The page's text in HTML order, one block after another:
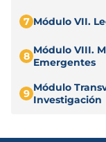
7 Módulo VII.
8 Módulo VIII.
Emergentes
9 Módulo
Investigación